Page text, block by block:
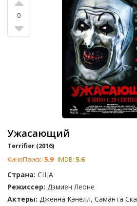
Фильмы вроде Terrifier, Hostel и The
примерами успешно
полного ужасов. В Terrifier вы
жутким исполнителем
поставленный Эли Ротом,
подпольный мир пыток. The Hills
оригинального фильма Уэса
свирепой борьбе за выживание
каннибалов в пустыне. Эти и
нашем рейтинге. Ваш голос
ужасов найти следующий фильм для
работы, которые не скупятся на
0
Ужасающий
Terrifier (2016)
КиноПоиск: 5.9 IMDB: 5.6
Страна: США
Режиссер: Дэмиен Леоне
Актеры: Дженна Кэнелл, Саманта